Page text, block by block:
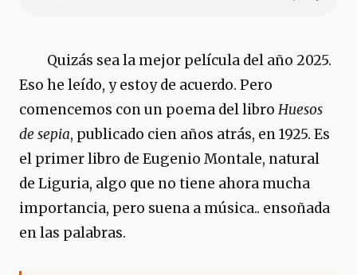
Quizás sea la mejor película del año 2025.
Eso he leído, y estoy de acuerdo. Pero
comencemos con un poema del libro Huesos
de sepia, publicado cien años atrás, en 1925. Es
el primer libro de Eugenio Montale, natural
de Liguria, algo que no tiene ahora mucha
importancia, pero suena a música.. ensoñada
en las palabras.